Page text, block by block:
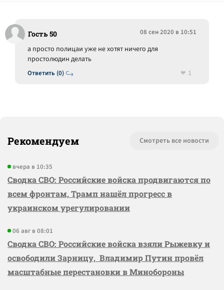
Гость 50 08 сен 2020 в 10:51
Ответить (0)
а просто полицаи уже не хотят ничего для
простолюдин делать
1
Рекомендуем Смотреть все новости
вчера в 10:35
Сводка СВО: Российские войска продвигаются по
всем фронтам, Трамп нашёл прогресс в
украинском урегулировании
06 авг в 08:01
Сводка СВО: Российские войска взяли Рыжевку и
освободили Зарницу, Владимир Путин провёл
масштабные перестановки в Минобороны